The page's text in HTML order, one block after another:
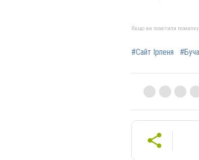
Якщо ви помітили помилку,
#Сайт Ірпеня #Буча